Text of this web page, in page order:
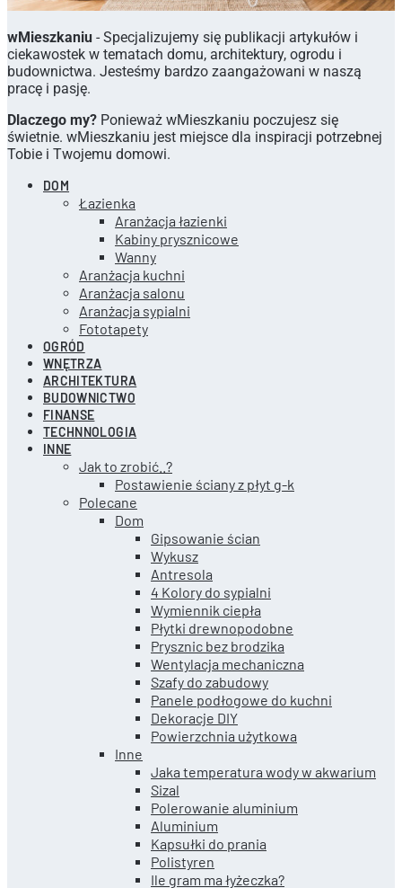
wMieszkaniu - Specjalizujemy się publikacji artykułów i
ciekawostek w tematach domu, architektury, ogrodu i
budownictwa. Jesteśmy bardzo zaangażowani w naszą
pracę i pasję.
Dlaczego my? Ponieważ wMieszkaniu poczujesz się
świetnie. wMieszkaniu jest miejsce dla inspiracji potrzebnej
Tobie i Twojemu domowi.
DOM
Łazienka
Aranżacja łazienki
Kabiny prysznicowe
Wanny
Aranżacja kuchni
Aranżacja salonu
Aranżacja sypialni
Fototapety
OGRÓD
WNĘTRZA
ARCHITEKTURA
BUDOWNICTWO
FINANSE
TECHNNOLOGIA
INNE
Jak to zrobić..?
Postawienie ściany z płyt g-k
Polecane
Dom
Gipsowanie ścian
Wykusz
Antresola
4 Kolory do sypialni
Wymiennik ciepła
Płytki drewnopodobne
Prysznic bez brodzika
Wentylacja mechaniczna
Szafy do zabudowy
Panele podłogowe do kuchni
Dekoracje DIY
Powierzchnia użytkowa
Inne
Jaka temperatura wody w akwarium
Sizal
Polerowanie aluminium
Aluminium
Kapsułki do prania
Polistyren
Ile gram ma łyżeczka?